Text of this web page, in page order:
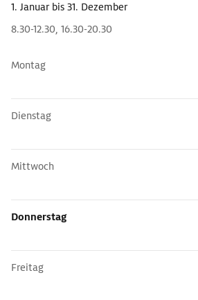
1. Januar bis 31. Dezember
8.30-12.30, 16.30-20.30
Montag
Dienstag
Mittwoch
Donnerstag
Freitag